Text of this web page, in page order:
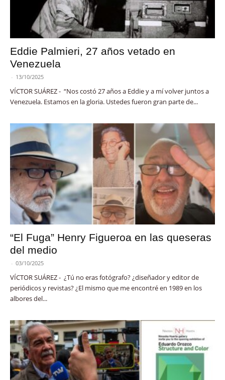
Eddie Palmieri, 27 años vetado en
Venezuela
- 13/10/2025
VÍCTOR SUÁREZ - “Nos costó 27 años a Eddie y a mí volver juntos a
Venezuela. Estamos en la gloria. Ustedes fueron gran parte de...
“El Fuga” Henry Figueroa en las queseras
del medio
- 03/10/2025
VÍCTOR SUÁREZ - ¿Tú no eras fotógrafo? ¿diseñador y editor de
periódicos y revistas? ¿El mismo que me encontré en 1989 en los
albores del...